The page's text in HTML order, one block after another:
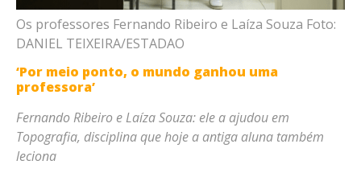
Os professores Fernando Ribeiro e Laíza Souza Foto:
DANIEL TEIXEIRA/ESTADAO
‘Por meio ponto, o mundo ganhou uma
professora’
Fernando Ribeiro e Laíza Souza: ele a ajudou em
Topografia, disciplina que hoje a antiga aluna também
leciona